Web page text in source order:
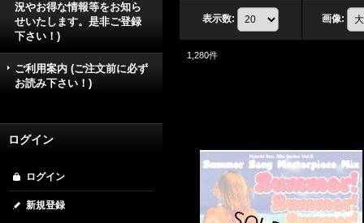
況やお得な情報等をお知ら
せいたします。是非ご登録
下さい！)
ご利用案内 (ご注文前に必ず
お読み下さい！)
ログイン
ログイン
新規登録
表示数: 画像:
1,280件